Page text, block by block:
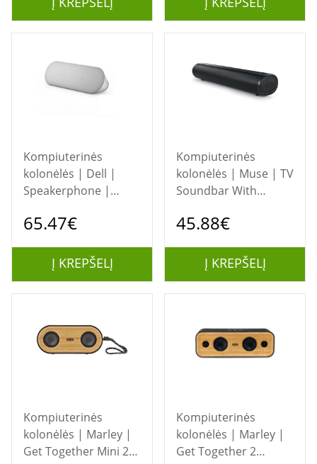
Kompiuterinės
kolonėlės | Dell |
Speakerphone |
65.47€
Į KREPŠELĮ
Kompiuterinės
kolonėlės | Muse | TV
Soundbar With
1580SBT | 80 W |
connection | Gloss
45.88€
Į KREPŠELĮ
Kompiuterinės
kolonėlės | Marley |
Get Together Mini 2
Kompiuterinės
kolonėlės | Marley |
Get Together 2